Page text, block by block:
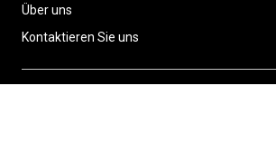
Über uns
Kontaktieren Sie uns